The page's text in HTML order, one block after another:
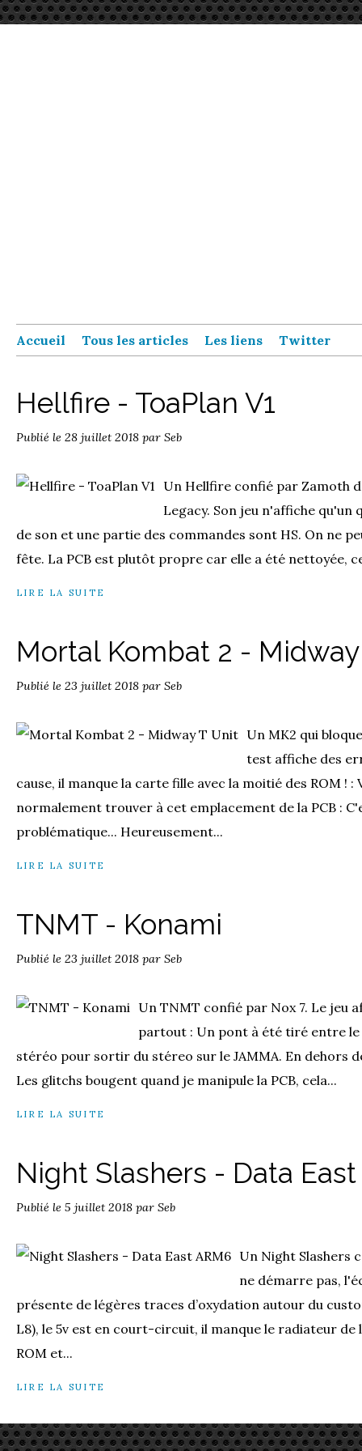
Accueil Tous les articles Les liens Twitter
Hellfire - ToaPlan V1
Publié le 28 juillet 2018 par Seb
Un Hellfire confié par Zamoth
Legacy. Son jeu n'affiche qu'un
de son et une partie des commandes sont HS. On ne
fête. La PCB est plutôt propre car elle a été nettoyée,
LIRE LA SUITE
Mortal Kombat 2 -
Publié le 23 juillet 2018 par Seb
Un MK2 qui
test affiche des
cause, il manque la carte fille avec la moitié des ROM !
normalement trouver à cet emplacement de la PCB :
problématique... Heureusement...
LIRE LA SUITE
TNMT - Konami
Publié le 23 juillet 2018 par Seb
Un TNMT confié par Nox 7. Le jeu
partout : Un pont à été tiré entre le
stéréo pour sortir du stéreo sur le JAMMA. En dehors
Les glitchs bougent quand je manipule la PCB, cela...
LIRE LA SUITE
Night Slashers - Data
Publié le 5 juillet 2018 par Seb
Un Night Slashers
ne démarre pas,
présente de légères traces d’oxydation autour du
L8), le 5v est en court-circuit, il manque le radiateur de
ROM et...
LIRE LA SUITE